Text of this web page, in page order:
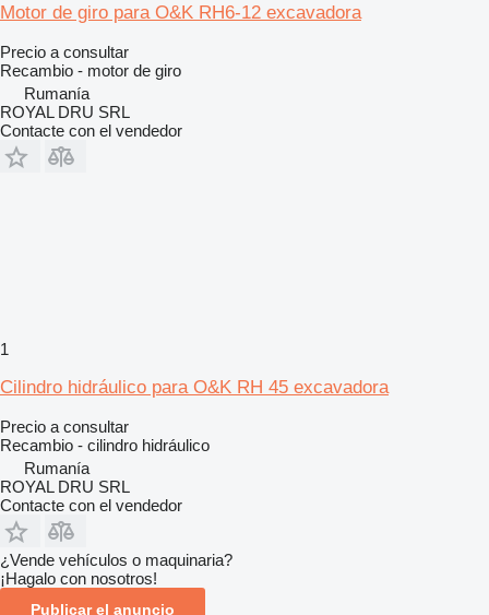
Motor de giro para O&K RH6-12 excavadora
Precio a consultar
Recambio - motor de giro
Rumanía
ROYAL DRU SRL
Contacte con el vendedor
1
Cilindro hidráulico para O&K RH 45 excavadora
Precio a consultar
Recambio - cilindro hidráulico
Rumanía
ROYAL DRU SRL
Contacte con el vendedor
¿Vende vehículos o maquinaria?
¡Hagalo con nosotros!
Publicar el anuncio